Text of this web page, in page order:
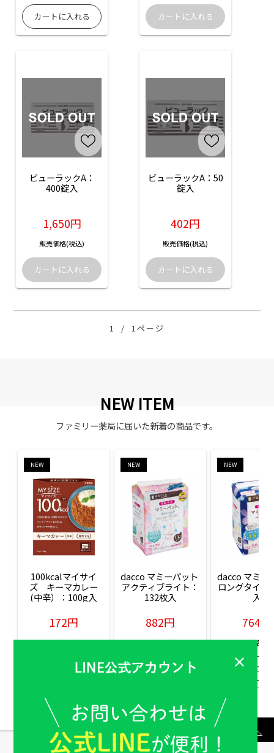
ビューラックA：
400錠入
1,650円
販売価格(税込)
ビューラックA：50
錠入
402円
販売価格(税込)
1 / 1ページ
NEW ITEM
ファミリー薬局に届いた新着の商品です。
NEW
100kcalマイサイ
ズ　キーマカレー
(中辛）：100g入
172円
販売価格(税込)
NEW
dacco マミーパット
アクティブライト：
132枚入
882円
販売価格(税込)
NEW
dacco マミー
ロングタイム
入
764円
販売価格(税
もっと見る